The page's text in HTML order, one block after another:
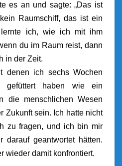
es an und sagte: „Das ist
Raumschiff, das ist ein
lernte ich, wie ich mit ihm
du im Raum reist, dann
in der Zeit.
denen ich sechs Wochen
gefüttert haben wie ein
die menschlichen Wesen
Zukunft sein. Ich hatte nicht
zu fragen, und ich bin mir
geantwortet hätten.
wieder damit konfrontiert.